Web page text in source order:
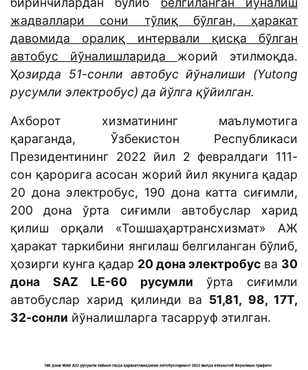
жадваллари сони тўлиқ бўлган, ҳаракат
давомида оралиқ интервали қисқа бўлган
автобус йўналишларида жорий этилмоқда.
Ҳозирда 51-сонли автобус йўналиши (Yutong
русумли электробус) да йўлга қўйилган.
Ахборот хизматининг маълумотига
қараганда, Ўзбекистон Республикаси
Президентининг 2022 йил 2 февралдаги 111-
сон қарорига асосан жорий йил якунига қадар
20 дона электробус, 190 дона катта сиғимли,
200 дона ўрта сиғимли автобуслар харид
қилиш орқали «Тошшаҳартрансхизмат» АЖ
ҳаракат таркибини янгилаш белгиланган бўлиб,
ҳозирги кунга қадар 20 дона электробус ва 30
дона SAZ LE-60 русумли ўрта сиғимли
автобуслар харид қилинди ва 51,81, 98, 17Т,
32-сонли йўналишларга тасарруф этилган.